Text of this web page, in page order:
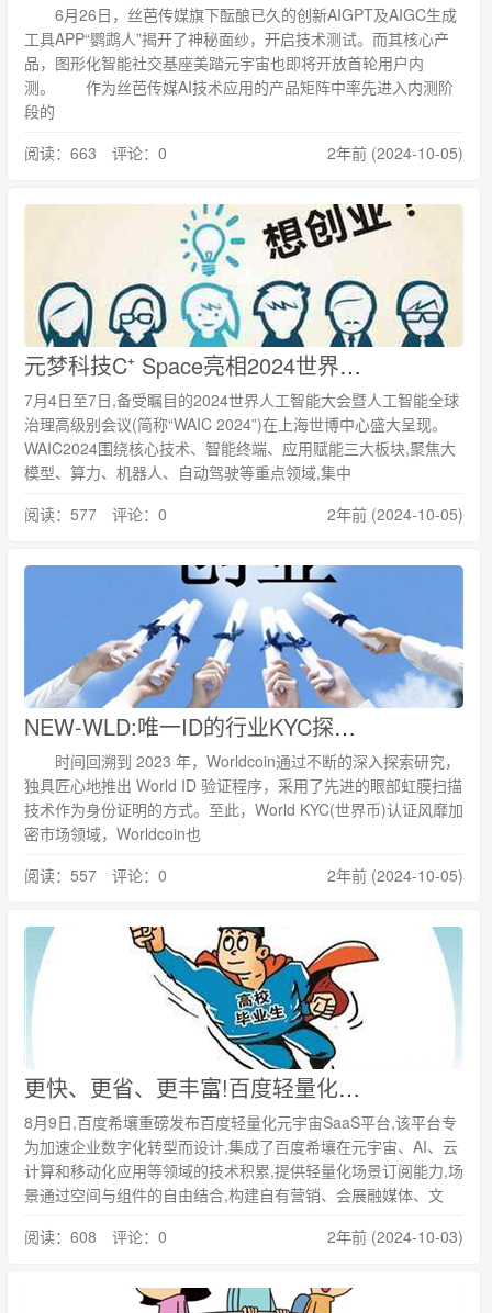
6月26日，丝芭传媒旗下酝酿已久的创新AIGPT及AIGC生成
工具APP“鹦鹉人”揭开了神秘面纱，开启技术测试。而其核心产
品，图形化智能社交基座美踏元宇宙也即将开放首轮用户内
测。 作为丝芭传媒AI技术应用的产品矩阵中率先进入内测阶
段的
阅读：663 评论：0
2年前 (2024-10-05)
元梦科技C⁺ Space亮相2024世界人工智能大会，多维度展示技术与艺术创新融合
7月4日至7日,备受瞩目的2024世界人工智能大会暨人工智能全球
治理高级别会议(简称“WAIC 2024”)在上海世博中心盛大呈现。
WAIC2024围绕核心技术、智能终端、应用赋能三大板块,聚焦大
模型、算力、机器人、自动驾驶等重点领域,集中
阅读：577 评论：0
2年前 (2024-10-05)
NEW-WLD:唯一ID的行业KYC探索之路
时间回溯到 2023 年，Worldcoin通过不断的深入探索研究，
独具匠心地推出 World ID 验证程序，采用了先进的眼部虹膜扫描
技术作为身份证明的方式。至此，World KYC(世界币)认证风靡加
密市场领域，Worldcoin也
阅读：557 评论：0
2年前 (2024-10-05)
更快、更省、更丰富!百度轻量化元宇宙SaaS平台重磅发布
8月9日,百度希壤重磅发布百度轻量化元宇宙SaaS平台,该平台专
为加速企业数字化转型而设计,集成了百度希壤在元宇宙、AI、云
计算和移动化应用等领域的技术积累,提供轻量化场景订阅能力,场
景通过空间与组件的自由结合,构建自有营销、会展融媒体、文
阅读：608 评论：0
2年前 (2024-10-03)